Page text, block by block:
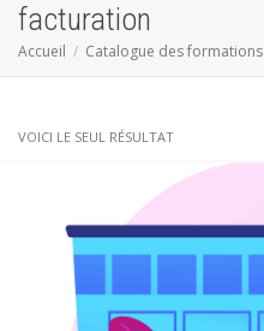
facturation
Accueil Catalogue des formations
VOICI LE SEUL RÉSULTAT